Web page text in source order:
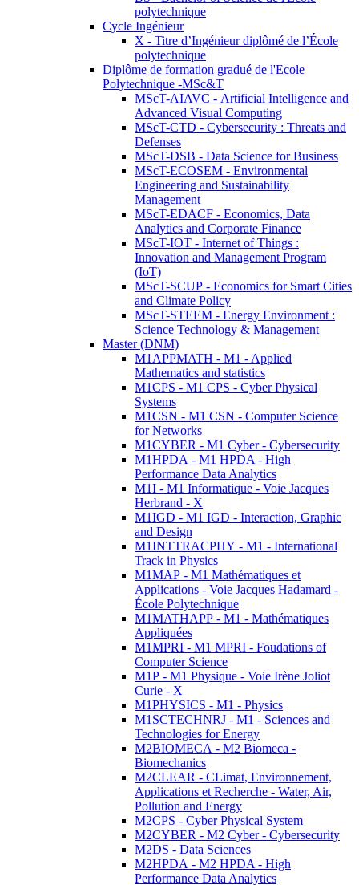
polytechnique
Cycle Ingénieur
X - Titre d’Ingénieur diplômé de l’École
polytechnique
Diplôme de formation gradué de l'Ecole
Polytechnique -MSc&T
MScT-AIAVC - Artificial Intelligence and
Advanced Visual Computing
MScT-CTD - Cybersecurity : Threats and
Defenses
MScT-DSB - Data Science for Business
MScT-ECOSEM - Environmental
Engineering and Sustainability
Management
MScT-EDACF - Economics, Data
Analytics and Corporate Finance
MScT-IOT - Internet of Things :
Innovation and Management Program
(IoT)
MScT-SCUP - Economics for Smart Cities
and Climate Policy
MScT-STEEM - Energy Environment :
Science Technology & Management
Master (DNM)
M1APPMATH - M1 - Applied
Mathematics and statistics
M1CPS - M1 CPS - Cyber Physical
Systems
M1CSN - M1 CSN - Computer Science
for Networks
M1CYBER - M1 Cyber - Cybersecurity
M1HPDA - M1 HPDA - High
Performance Data Analytics
M1I - M1 Informatique - Voie Jacques
Herbrand - X
M1IGD - M1 IGD - Interaction, Graphic
and Design
M1INTTRACPHY - M1 - International
Track in Physics
M1MAP - M1 Mathématiques et
Applications - Voie Jacques Hadamard -
École Polytechnique
M1MATHAPP - M1 - Mathématiques
Appliquées
M1MPRI - M1 MPRI - Foudations of
Computer Science
M1P - M1 Physique - Voie Irène Joliot
Curie - X
M1PHYSICS - M1 - Physics
M1SCTECHNRJ - M1 - Sciences and
Technologies for Energy
M2BIOMECA - M2 Biomeca -
Biomechanics
M2CLEAR - CLimat, Environnement,
Applications et Recherche - Water, Air,
Pollution and Energy
M2CPS - Cyber Physical System
M2CYBER - M2 Cyber - Cybersecurity
M2DS - Data Sciences
M2HPDA - M2 HPDA - High
Performance Data Analytics